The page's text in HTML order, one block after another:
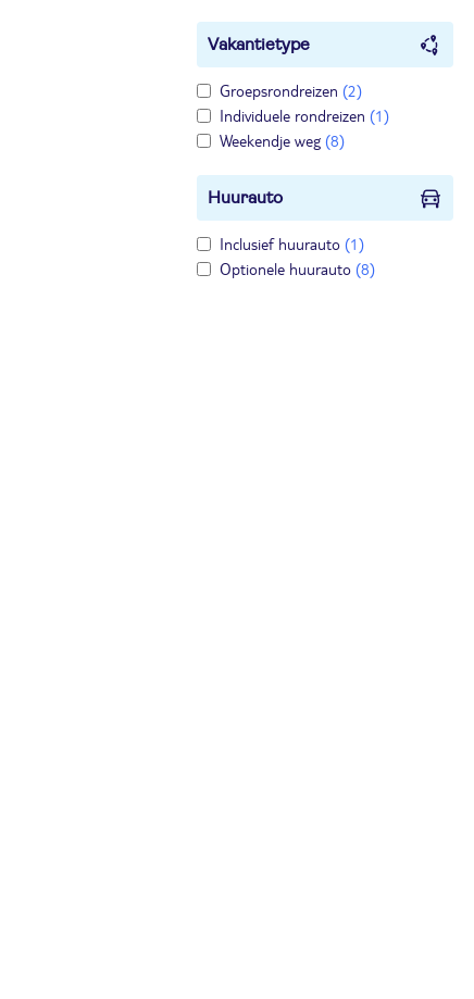
Vakantietype
Groepsrondreizen (2)
Individuele rondreizen (1)
Weekendje weg (8)
Huurauto
Inclusief huurauto (1)
Optionele huurauto (8)